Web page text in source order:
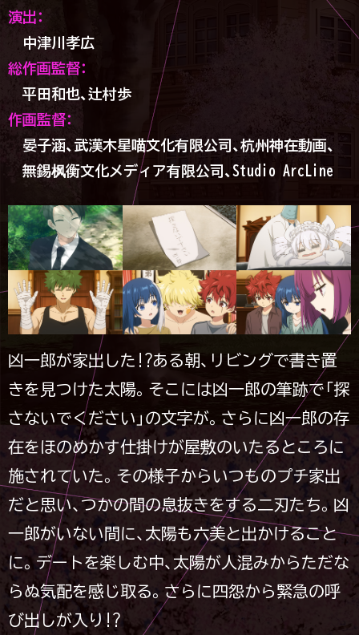
演出：
中津川孝広
総作画監督：
平田和也、 辻村歩
作画監督：
晏子涵、 武漢木星喵文化有限公司、 杭州神在動画、
無錫枫衡文化メディア有限公司、 Studio ArcLine
凶一郎が家出した!?ある朝、リビングで書き置
きを見つけた太陽。そこには凶一郎の筆跡で「探
さないでください」の文字が。さらに凶一郎の存
在をほのめかす仕掛けが屋敷のいたるところに
施されていた。その様子からいつものプチ家出
だと思い、つかの間の息抜きをする二刃たち。凶
一郎がいない間に、太陽も六美と出かけること
に。デートを楽しむ中、太陽が人混みからただな
らぬ気配を感じ取る。さらに四怨から緊急の呼
び出しが入り!?